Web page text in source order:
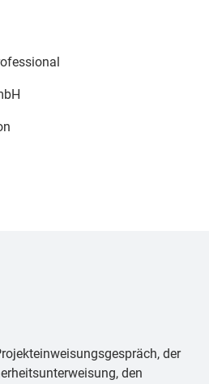
der
den